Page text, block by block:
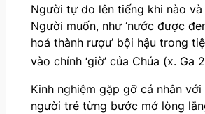
Người tự do lên tiếng khi nào và
Người muốn, như ‘nước được
hoá thành rượu’ bội hậu trong
vào chính ‘giờ’ của Chúa (x. Ga
Kinh nghiệm gặp gỡ cá nhân với
người trẻ từng bước mở lòng